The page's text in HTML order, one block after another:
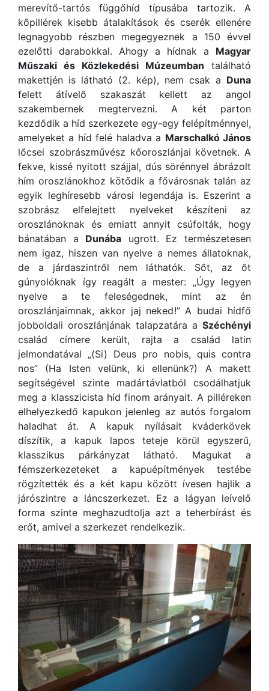
merevítő-tartós függőhíd típusába tartozik. A
kőpillérek kisebb átalakítások és cserék ellenére
legnagyobb részben megegyeznek a 150 évvel
ezelőtti darabokkal. Ahogy a hídnak a Magyar
Műszaki és Közlekedési Múzeumban található
makettjén is látható (2. kép), nem csak a Duna
felett átívelő szakaszát kellett az angol
szakembernek megtervezni. A két parton
kezdődik a híd szerkezete egy-egy felépítménnyel,
amelyeket a híd felé haladva a Marschalkó János
lőcsei szobrászművész kőoroszlánjai követnek. A
fekve, kissé nyitott szájjal, dús sörénnyel ábrázolt
hím oroszlánokhoz kötődik a fővárosnak talán az
egyik leghíresebb városi legendája is. Eszerint a
szobrász elfelejtett nyelveket készíteni az
oroszlánoknak és emiatt annyit csúfolták, hogy
bánatában a Dunába ugrott. Ez természetesen
nem igaz, hiszen van nyelve a nemes állatoknak,
de a járdaszintről nem láthatók. Sőt, az őt
gúnyolóknak így reagált a mester: „Úgy legyen
nyelve a te feleségednek, mint az én
oroszlánjaimnak, akkor jaj neked!” A budai hídfő
jobboldali oroszlánjának talapzatára a Széchényi
család címere került, rajta a család latin
jelmondatával „(Si) Deus pro nobis, quis contra
nos” (Ha Isten velünk, ki ellenünk?) A makett
segítségével szinte madártávlatból csodálhatjuk
meg a klasszicista híd finom arányait. A pilléreken
elhelyezkedő kapukon jelenleg az autós forgalom
haladhat át. A kapuk nyílásait kváderkövek
díszítik, a kapuk lapos teteje körül egyszerű,
klasszikus párkányzat látható. Magukat a
fémszerkezeteket a kapuépítmények testébe
rögzítették és a két kapu között ívesen hajlik a
járószintre a láncszerkezet. Ez a lágyan leívelő
forma szinte meghazudtolja azt a teherbírást és
erőt, amivel a szerkezet rendelkezik.